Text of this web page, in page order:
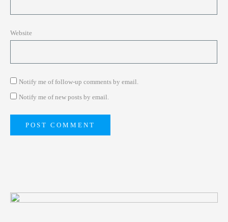
Website
Notify me of follow-up comments by email.
Notify me of new posts by email.